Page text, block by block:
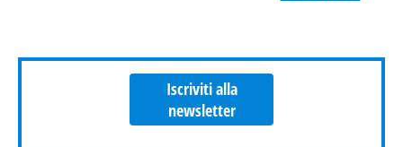
Iscriviti alla
newsletter